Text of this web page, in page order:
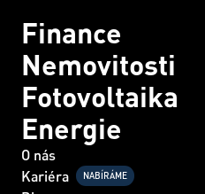
Finance
Nemovitosti
Fotovoltaika
Energie
O nás
Kariéra
NABÍRÁME